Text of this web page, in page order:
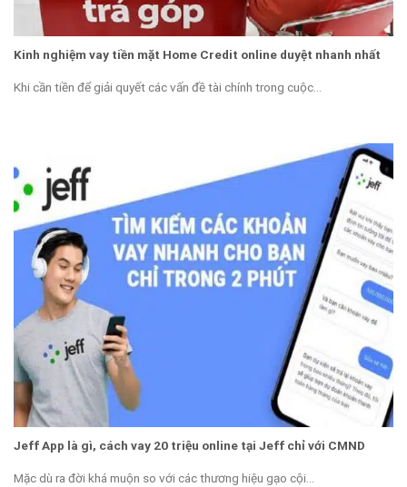
Kinh nghiệm vay tiền mặt Home Credit online duyệt nhanh nhất
Khi cần tiền để giải quyết các vấn đề tài chính trong cuộc...
Jeff App là gì, cách vay 20 triệu online tại Jeff chỉ với CMND
Mặc dù ra đời khá muộn so với các thương hiệu gạo cội...